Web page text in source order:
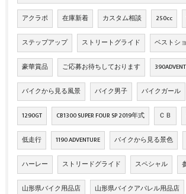
アクラポ 在庫新着 カスタム相談 250cc
ステップアップ ストリートグライド ベストシ
豪華賞品 ご応募お待ちしております
バイクから見る風景 バイク男子 バイクガール
1290GT CB1300 SUPER FOUR SP 2019年式 ＣＢ
低走行 1190 ADVENTURE バイクから見る景色
ハーレー ストリードグライド スペシャル
山形県バイク用品店 山形県バイクアパレル用品店